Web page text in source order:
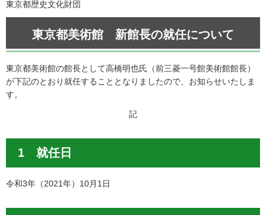
東京都歴史文化財団
東京都美術館 新館長の就任について
東京都美術館の館長として高橋明也氏（前三菱一号館美術館館長）
が下記のとおり就任することとなりましたので、お知らせいたしま
す。
記
1 就任日
令和3年（2021年）10月1日